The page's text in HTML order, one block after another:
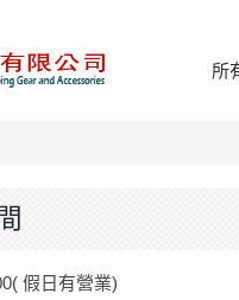
所
假日有營業)